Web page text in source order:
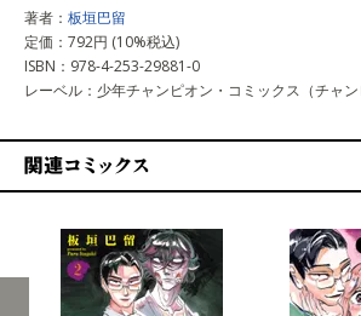
著者： 板垣巴留
定価：792円 (10%税込)
ISBN：978-4-253-29881-0
レーベル：少年チャンピオン・コミックス（チャン